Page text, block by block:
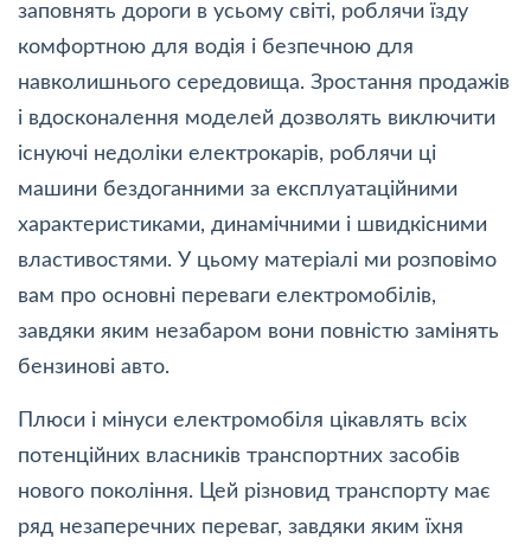
заповнять дороги в усьому світі, роблячи їзду
комфортною для водія і безпечною для
навколишнього середовища. Зростання продажів
і вдосконалення моделей дозволять виключити
існуючі недоліки електрокарів, роблячи ці
машини бездоганними за експлуатаційними
характеристиками, динамічними і швидкісними
властивостями. У цьому матеріалі ми розповімо
вам про основні переваги електромобілів,
завдяки яким незабаром вони повністю замінять
бензинові авто.
Плюси і мінуси електромобіля цікавлять всіх
потенційних власників транспортних засобів
нового покоління. Цей різновид транспорту має
ряд незаперечних переваг, завдяки яким їхня